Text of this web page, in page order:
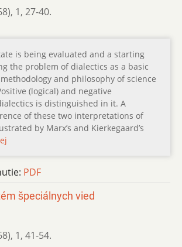
, 1, 27-40.
is being evaluated and a starting
the problem of dialectics as a basic
and philosophy of science
(logical) and negative
is distinguished in it. A
of these two interpretations of
by Marx’s and Kierkegaard’s
PDF
špeciálnych vied
, 1, 41-54.